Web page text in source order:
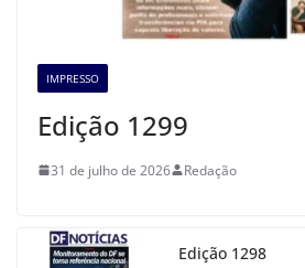
IMPRESSO
Edição 1299
31 de julho de 2026 Redação
Edição 1298